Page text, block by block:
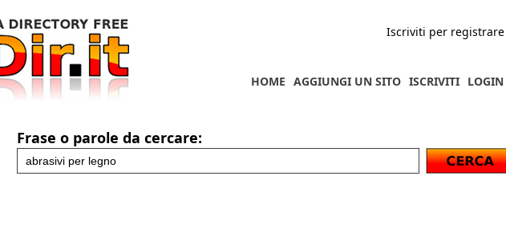
Iscriviti per
LOGIN
ISCRIVITI
AGGIUNGI UN SITO
HOME
Frase o parole da cercare: